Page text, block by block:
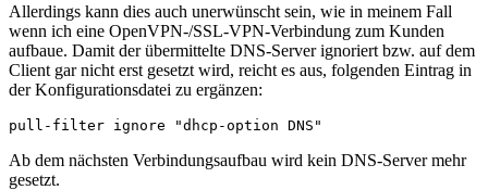
Allerdings kann dies auch unerwünscht sein, wie in meinem Fall
wenn ich eine OpenVPN-/SSL-VPN-Verbindung zum Kunden
aufbaue. Damit der übermittelte DNS-Server ignoriert bzw. auf dem
Client gar nicht erst gesetzt wird, reicht es aus, folgenden Eintrag in
der Konfigurationsdatei zu ergänzen:
pull-filter ignore "dhcp-option DNS"
Ab dem nächsten Verbindungsaufbau wird kein DNS-Server mehr
gesetzt.